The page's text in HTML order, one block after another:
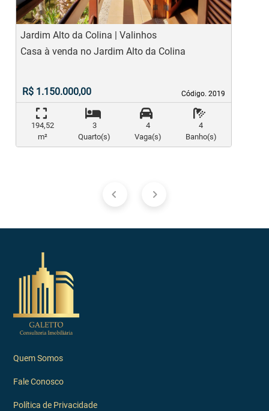
Jardim Alto da Colina | Valinhos
Código. 2019
Código. 2019
Casa à venda no Jardim Alto da Colina
R$ 1.150.000,00
194,52
m²
3
Quarto(s)
4
Vaga(s)
4
Banho(s)
Quem Somos
Fale Conosco
Política de Privacidade